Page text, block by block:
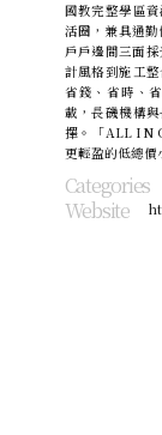
國教完整學區
活圈，兼具通勤
戶戶邊間三面
計風格到施工
省錢、省時、
載，長磯機構
擇。「ALL IN
更輕盈的低總價
Categories
Website